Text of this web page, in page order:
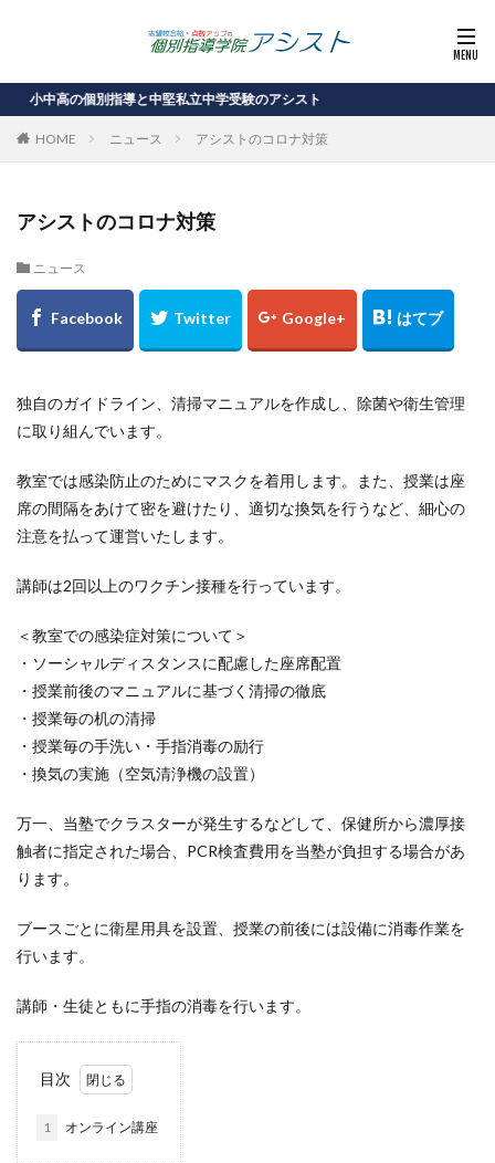
高の個別指導と中堅私立中学受験のアシスト
HOME ニュース アシストのコロナ対策
アシストのコロナ対策
ニュース
独自のガイドライン、清掃マニュアルを作成し、除菌や衛生管理
に取り組んでいます。
教室では感染防止のためにマスクを着用します。また、授業は座
席の間隔をあけて密を避けたり、適切な換気を行うなど、細心の
注意を払って運営いたします。
講師は2回以上のワクチン接種を行っています。
＜教室での感染症対策について＞
・ソーシャルディスタンスに配慮した座席配置
・授業前後のマニュアルに基づく清掃の徹底
・授業毎の机の清掃
・授業毎の手洗い・手指消毒の励行
・換気の実施（空気清浄機の設置）
万一、当塾でクラスターが発生するなどして、保健所から濃厚接
触者に指定された場合、PCR検査費用を当塾が負担する場合があ
ります。
ブースごとに衛星用具を設置、授業の前後には設備に消毒作業を
行います。
講師・生徒ともに手指の消毒を行います。
目次
1 オンライン講座